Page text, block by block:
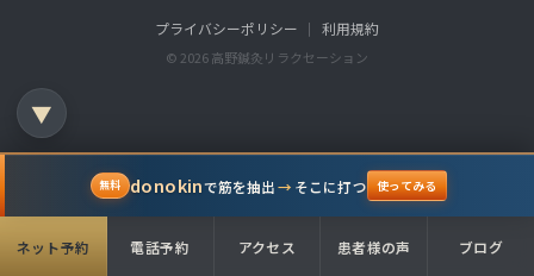
プライバシーポリシー ｜ 利用規約
© 2026 高野鍼灸リラクセーション
▼
無料 donokinで筋を抽出→ そこに打つ 使ってみる
ネット予約 電話予約 アクセス 患者様の声 ブログ